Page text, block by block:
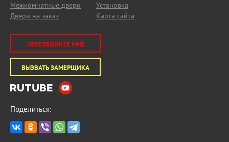
Межкомнатные двери
Двери на заказ
Установка
Карта сайта
ПЕРЕЗВОНИТЕ МНЕ
ВЫЗВАТЬ ЗАМЕРЩИКА
Поделиться: